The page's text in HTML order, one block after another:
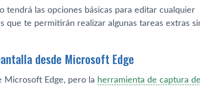
las opciones básicas para editar cualquier
que te permitirán realizar algunas tareas extras
desde Microsoft Edge
Microsoft Edge, pero la herramienta de captura de